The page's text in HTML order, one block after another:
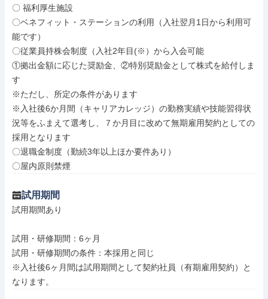
〇 福利厚生施設
〇ベネフィット・ステーションの利用（入社翌月1日から利用可
能です）
〇従業員持株会制度（入社2年目(※）から入会可能
①拠出金額に応じた奨励金、②特別奨励金として株式を給付しま
す
※ただし、所定の条件があります
※入社後6か月間（キャリアカレッジ）の勤務実績や技能習得状
況等をふまえて選考し、７か月目に改めて無期雇用契約としての
採用となります
〇退職金制度（勤続3年以上ほか要件あり）
〇屋内原則禁煙
試用期間
試用期間あり
試用・研修期間：6ヶ月
試用・研修期間の条件：本採用と同じ
※入社後6ヶ月間は試用期間として契約社員（有期雇用契約）と